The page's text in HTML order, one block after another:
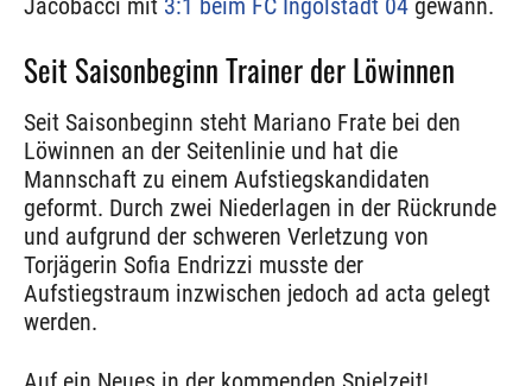
Jacobacci mit 3:1 beim FC Ingolstadt 04 gewann.
Seit Saisonbeginn Trainer der Löwinnen
Seit Saisonbeginn steht Mariano Frate bei den
Löwinnen an der Seitenlinie und hat die
Mannschaft zu einem Aufstiegskandidaten
geformt. Durch zwei Niederlagen in der Rückrunde
und aufgrund der schweren Verletzung von
Torjägerin Sofia Endrizzi musste der
Aufstiegstraum inzwischen jedoch ad acta gelegt
werden.